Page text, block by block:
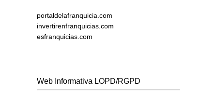
portaldelafranquicia.com
invertirenfranquicias.com
esfranquicias.com
Web Informativa LOPD/RGPD